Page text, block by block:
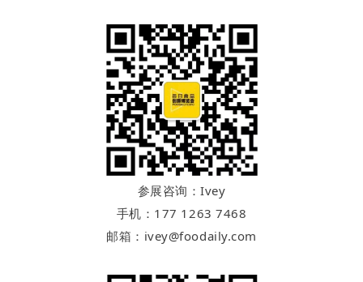
参展咨询：Ivey
手机：177 1263 7468
邮箱：ivey@foodaily.com